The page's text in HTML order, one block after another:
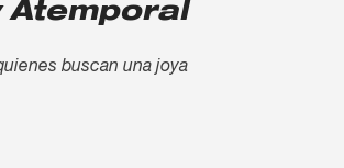
Atemporal
buscan una joya